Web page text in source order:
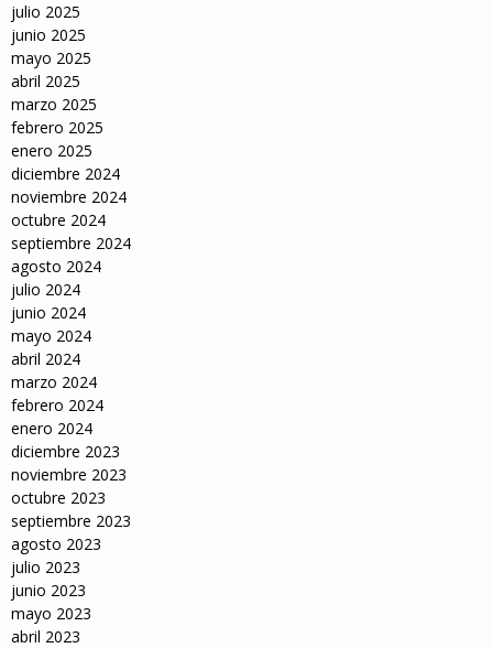
julio 2025
junio 2025
mayo 2025
abril 2025
marzo 2025
febrero 2025
enero 2025
diciembre 2024
noviembre 2024
octubre 2024
septiembre 2024
agosto 2024
julio 2024
junio 2024
mayo 2024
abril 2024
marzo 2024
febrero 2024
enero 2024
diciembre 2023
noviembre 2023
octubre 2023
septiembre 2023
agosto 2023
julio 2023
junio 2023
mayo 2023
abril 2023